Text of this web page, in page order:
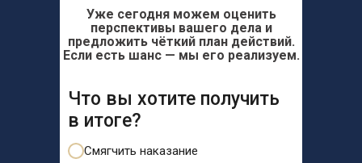
Что вы хотите получить
в итоге?
Смягчить наказание
Уже сегодня можем оценить
перспективы вашего дела и
предложить чёткий план действий.
Если есть шанс — мы его реализуем.